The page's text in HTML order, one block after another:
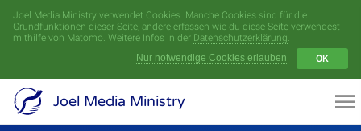
Joel Media Ministry verwendet Cookies. Manche Cookies sind für die
Grundfunktionen dieser Seite, andere erfassen wie du diese Seite verwendest
mithilfe von Matomo. Weitere Infos in der Datenschutzerklärung.
Nur notwendige Cookies erlauben
OK
Joel Media Ministry
Menü
Videoarchiv